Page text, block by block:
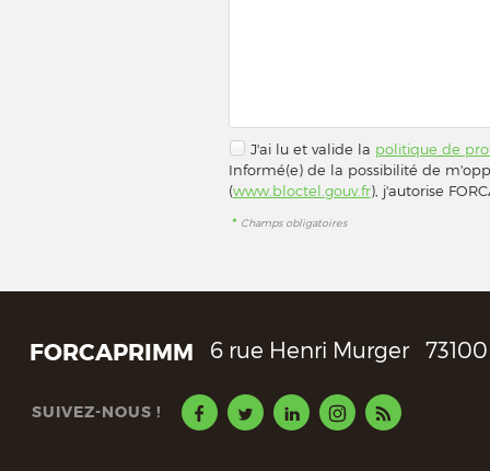
J'ai lu et valide la politique de
Informé(e) de la possibilité de
(www.bloctel.gouv.fr), j'autorise
* Champs obligatoires
FORCAPRIMM 6 rue Henri Murger 73100
SUIVEZ-NOUS !